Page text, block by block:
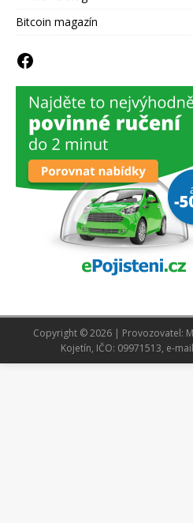
Bitcoin magazín
Copyright © 2026 | Provozovatel:
Kojetín, IČO: 09971513, e-